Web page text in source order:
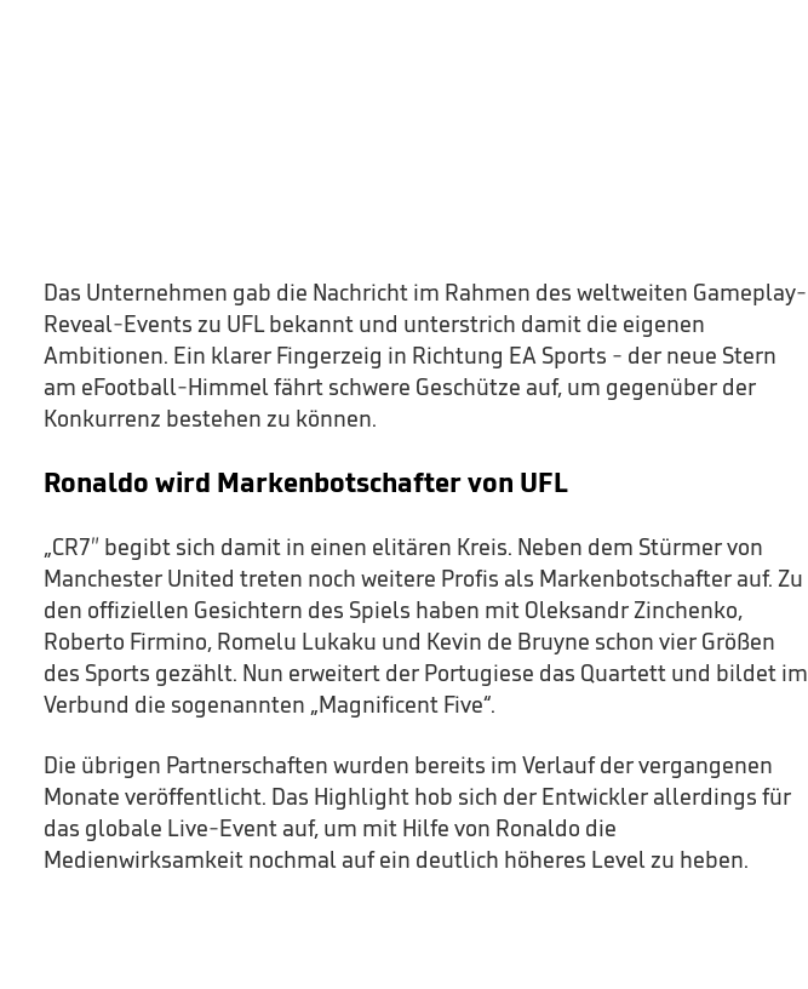
Das Unternehmen gab die Nachricht im Rahmen des weltweiten Gameplay-
Reveal-Events zu UFL bekannt und unterstrich damit die eigenen
Ambitionen. Ein klarer Fingerzeig in Richtung EA Sports - der neue Stern
am eFootball-Himmel fährt schwere Geschütze auf, um gegenüber der
Konkurrenz bestehen zu können.
Ronaldo wird Markenbotschafter von UFL
„CR7″ begibt sich damit in einen elitären Kreis. Neben dem Stürmer von
Manchester United treten noch weitere Profis als Markenbotschafter auf. Zu
den offiziellen Gesichtern des Spiels haben mit Oleksandr Zinchenko,
Roberto Firmino, Romelu Lukaku und Kevin de Bruyne schon vier Größen
des Sports gezählt. Nun erweitert der Portugiese das Quartett und bildet im
Verbund die sogenannten „Magnificent Five“.
Die übrigen Partnerschaften wurden bereits im Verlauf der vergangenen
Monate veröffentlicht. Das Highlight hob sich der Entwickler allerdings für
das globale Live-Event auf, um mit Hilfe von Ronaldo die
Medienwirksamkeit nochmal auf ein deutlich höheres Level zu heben.